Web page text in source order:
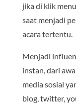
jika di klik
saat menjadi
acara tertentu.
Menjadi
instan, dari
media sosial
blog, twitter,